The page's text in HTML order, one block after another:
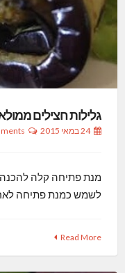
גלילות חצילים
24 במאי 2015
מנת פתיחה קלה להכנה,
לשמש כמנת פתיחה
Read More